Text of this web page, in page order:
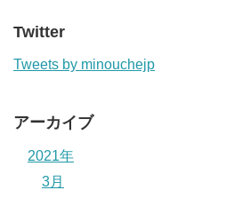
Twitter
Tweets by minouchejp
アーカイブ
2021年
3月